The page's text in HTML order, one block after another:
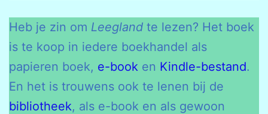
Heb je zin om Leegland te lezen? Het boek
is te koop in iedere boekhandel als
papieren boek, e-book en Kindle-bestand.
En het is trouwens ook te lenen bij de
bibliotheek, als e-book en als gewoon